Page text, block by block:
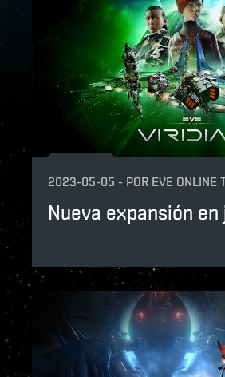
2023-05-05 - POR EVE ONLINE
Nueva expansión en